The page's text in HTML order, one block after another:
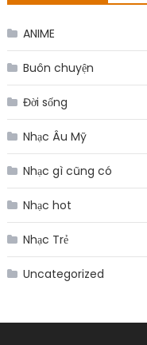
ANIME
Buôn chuyện
Đời sống
Nhạc Âu Mỹ
Nhạc gì cũng có
Nhạc hot
Nhạc Trẻ
Uncategorized